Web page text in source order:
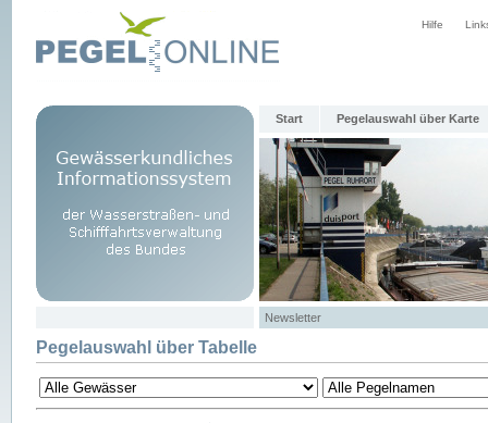
Hilfe
Start Pegelauswahl über Karte
Newsletter
Pegelauswahl über Tabelle